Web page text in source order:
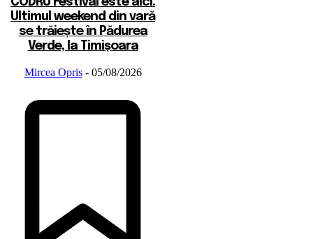
Ultimul weekend din vară
se trăiește în Pădurea
Verde, la Timișoara
Mircea Opris - 05/08/2026